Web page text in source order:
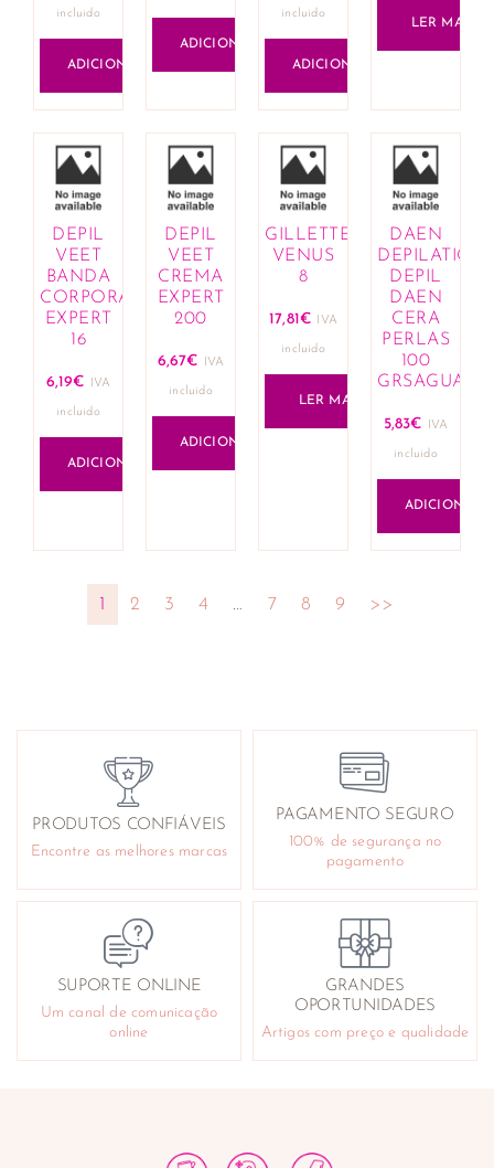
incluido
ADICIONAR
ADICIONAR
incluido
ADICIONAR
LER MAIS
DEPIL
VEET
BANDA
CORPORAL
EXPERT
16
6,19€ IVA
incluido
ADICIONAR
DEPIL
VEET
CREMA
EXPERT
200
6,67€ IVA
incluido
ADICIONAR
GILLETTE
VENUS
8
17,81 € IVA
incluido
LER MAIS
DAEN
DEPILATION
DEPIL
DAEN
CERA
PERLAS
100
5,83€ IVA
incluido
ADICIONAR
1 2 3 4 … 7 8 9 >>
PRODUTOS CONFIÁVEIS
Encontre as melhores marcas
PAGAMENTO SEGURO
100% de segurança no
pagamento
SUPORTE ONLINE
Um canal de comunicação
online
GRANDES
OPORTUNIDADES
Artigos com preço e qualidade